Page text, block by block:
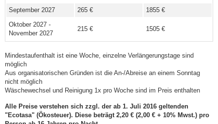
September 2027 265 €
1855 €
Oktober 2027 -
November 2027
215 € 1505 €
Mindestaufenthalt ist eine Woche, einzelne Verlängerungstage sind
möglich
Aus organisatorischen Gründen ist die An-/Abreise an einem Sonntag
nicht möglich
Wäschewechsel und Reinigung 1x pro Woche sind im Preis enthalten
Alle Preise verstehen sich zzgl. der ab 1. Juli 2016 geltenden
"Ecotasa" (Ökosteuer). Diese beträgt 2,20 € (2,00 € + 10% Mwst.) pro